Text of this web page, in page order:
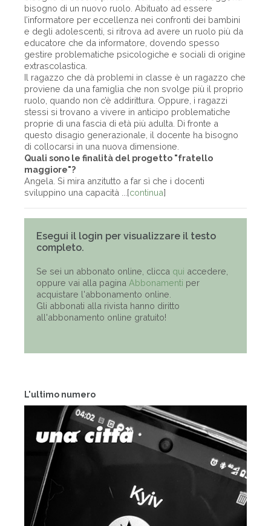
L'ultimo numero
bisogno di un nuovo ruolo. Abituato ad essere
l’informatore per eccellenza nei confronti dei bambini
e degli adolescenti, si ritrova ad avere un ruolo più da
educatore che da informatore, dovendo spesso
gestire problematiche psicologiche e sociali di origine
extrascolastica.
Il ragazzo che dà problemi in classe è un ragazzo che
proviene da una famiglia che non svolge più il proprio
ruolo, quando non c’è addirittura. Oppure, i ragazzi
stessi si trovano a vivere in anticipo problematiche
proprie di una fascia di età più adulta. Di fronte a
questo disagio generazionale, il docente ha bisogno
di collocarsi in una nuova dimensione.
Quali sono le finalità del progetto "fratello
maggiore"?
Angela. Si mira anzitutto a far sì che i docenti
sviluppino una capacità ...[continua]
Esegui il login per visualizzare il testo
completo.
Se sei un abbonato online, clicca qui accedere,
oppure vai alla pagina Abbonamenti per
acquistare l'abbonamento online.
Gli abbonati alla rivista hanno diritto
all'abbonamento online gratuito!